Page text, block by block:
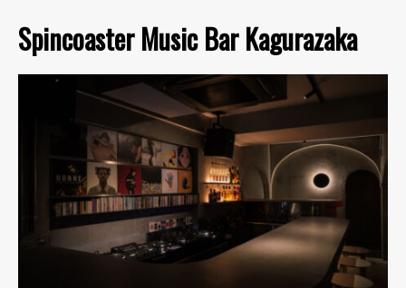
Spincoaster Music Bar Kagurazaka